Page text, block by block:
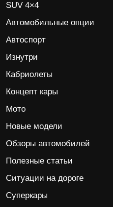
SUV 4×4
Автомобильные опции
Автоспорт
Изнутри
Кабриолеты
Концепт кары
Мото
Новые модели
Обзоры автомобилей
Полезные статьи
Ситуации на дороге
Суперкары